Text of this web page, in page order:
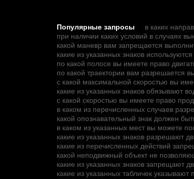
Популярные запросы
в каких
при наличии каких условий в случаях
какой маневр вам запрещается
какие из указанных знаков
по какой полосе вы имеете право
по какой траектории вам разрешается
с какой максимальной скоростью вы
какие из указанных знаков обязывают
с какой скоростью вы имеете право
в каком из перечисленных случаев
какой опознавательный знак должен
в каком из указанных мест вы можете
какие из указанных знаков разрешают
какие из перечисленных действий
какой неподвижный объект не
какие из указанных знаков запрещают
какие из указанных табличек